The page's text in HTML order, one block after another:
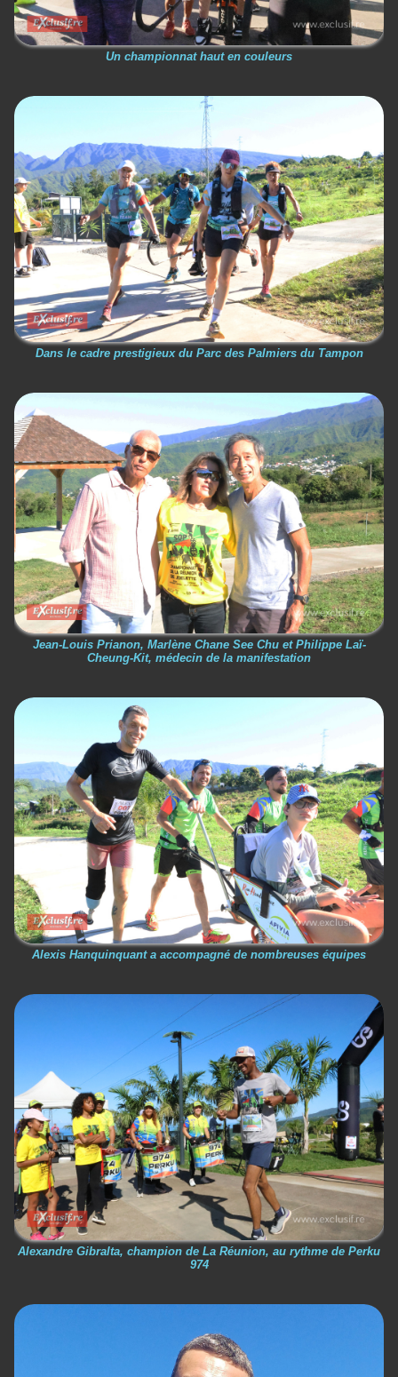
Un championnat haut en couleurs
Dans le cadre prestigieux du Parc des Palmiers du Tampon
Jean-Louis Prianon, Marlène Chane See Chu et Philippe Laï-
Cheung-Kit, médecin de la manifestation
Alexis Hanquinquant a accompagné de nombreuses équipes
Alexandre Gibralta, champion de La Réunion, au rythme de Perku
974